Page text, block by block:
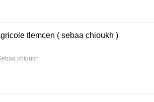
tlemcen ( sebaa chioukh )
chioukh